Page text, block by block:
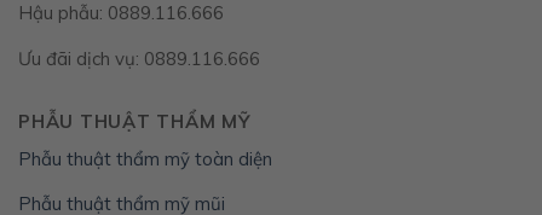
Hậu phẫu: 0889.116.666
Ưu đãi dịch vụ: 0889.116.666
PHẪU THUẬT THẨM MỸ
Phẫu thuật thẩm mỹ toàn diện
Phẫu thuật thẩm mỹ mũi